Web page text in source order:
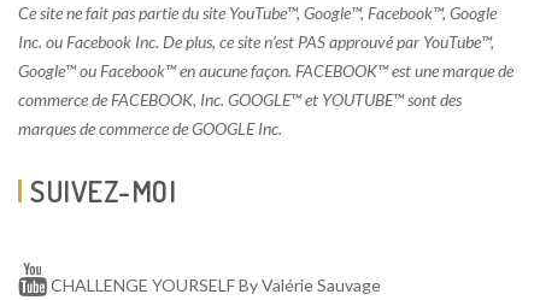
Ce site ne fait pas partie du site YouTube™, Google™, Facebook™, Google
Inc. ou Facebook Inc. De plus, ce site n’est PAS approuvé par YouTube™,
Google™ ou Facebook™ en aucune façon. FACEBOOK™ est une marque de
commerce de FACEBOOK, Inc. GOOGLE™ et YOUTUBE™ sont des
marques de commerce de GOOGLE Inc.
SUIVEZ-MOI
CHALLENGE YOURSELF By Valérie Sauvage